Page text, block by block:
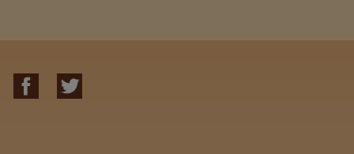
Facebook